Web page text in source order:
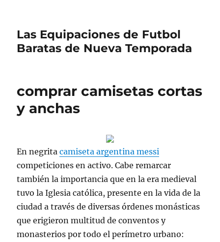
Las Equipaciones de Futbol
Baratas de Nueva Temporada
comprar camisetas cortas
y anchas
En negritacamiseta argentina messi
competiciones en activo. Cabe remarcar
también la importancia que en la era medieval
tuvo la Iglesia católica, presente en la vida de la
ciudad a través de diversas órdenes monásticas
que erigieron multitud de conventos y
monasterios por todo el perímetro urbano: